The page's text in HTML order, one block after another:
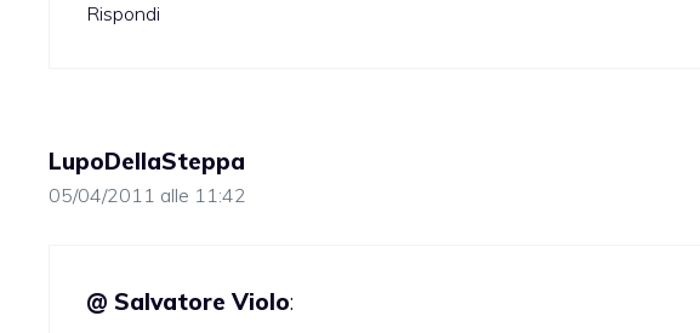
Rispondi
LupoDellaSteppa
05/04/2011 alle 11:42
@ Salvatore Violo: